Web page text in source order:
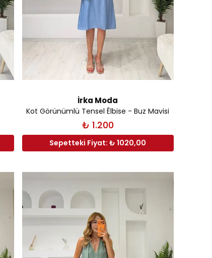
İrka Moda
Kot Görünümlü Tensel Êlbise - Buz Mavisi
₺ 1.200
Sepetteki Fiyat: ₺ 1020,00